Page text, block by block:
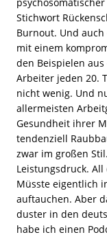
Stichwort
Burnout. Und
mit einem
den Beispielen
Arbeiter jeden 20.
nicht wenig. Und
allermeisten
Gesundheit ihrer
tendenziell
zwar im großen
Leistungsdruck.
Müsste eigentlich
auftauchen. Aber
duster in den
habe ich einen